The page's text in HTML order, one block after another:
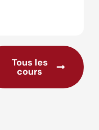
Tous les
cours